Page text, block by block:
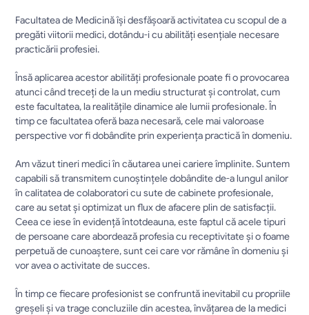
Facultatea de Medicină își desfășoară activitatea cu scopul de a
pregăti viitorii medici, dotându-i cu abilități esențiale necesare
practicării profesiei.
Însă aplicarea acestor abilități profesionale poate fi o provocarea
atunci când treceți de la un mediu structurat și controlat, cum
este facultatea, la realitățile dinamice ale lumii profesionale. În
timp ce facultatea oferă baza necesară, cele mai valoroase
perspective vor fi dobândite prin experiența practică în domeniu.
Am văzut tineri medici în căutarea unei cariere împlinite. Suntem
capabili să transmitem cunoștințele dobândite de-a lungul anilor
în calitatea de colaboratori cu sute de cabinete profesionale,
care au setat și optimizat un flux de afacere plin de satisfacții.
Ceea ce iese în evidență întotdeauna, este faptul că acele tipuri
de persoane care abordează profesia cu receptivitate și o foame
perpetuă de cunoaștere, sunt cei care vor rămâne în domeniu și
vor avea o activitate de succes.
În timp ce fiecare profesionist se confruntă inevitabil cu propriile
greșeli și va trage concluziile din acestea, învățarea de la medici